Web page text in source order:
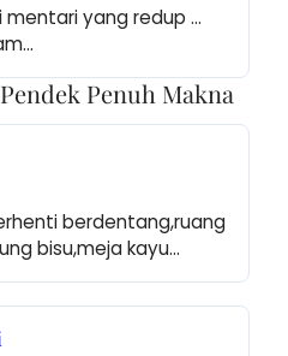
yang redup …
Penuh Makna
berdentang,ruang
bisu,meja kayu…